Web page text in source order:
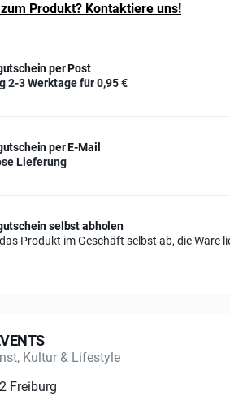
Produkt? Kontaktiere uns!
per Post
2-3 Werktage für0,95 €
per E-Mail
Lieferung
selbst abholen
Produkt im Geschäft selbst ab, die Ware
Kultur & Lifestyle
Freiburg